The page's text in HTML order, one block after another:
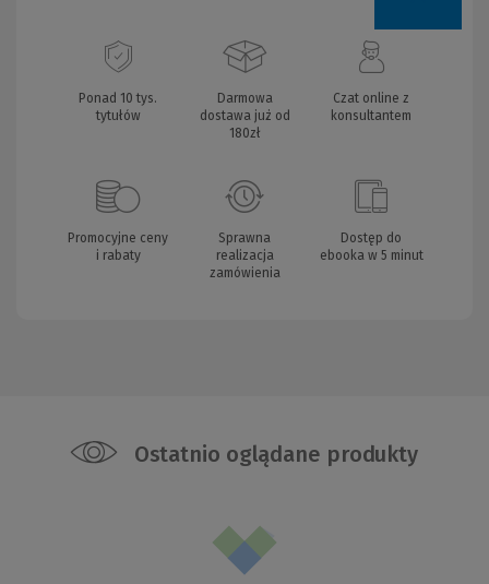
Ponad 10 tys.
tytułów
Darmowa
dostawa już od
180zł
Czat online z
konsultantem
Promocyjne ceny
i rabaty
Sprawna
realizacja
zamówienia
Dostęp do
ebooka w 5 minut
Ostatnio oglądane produkty